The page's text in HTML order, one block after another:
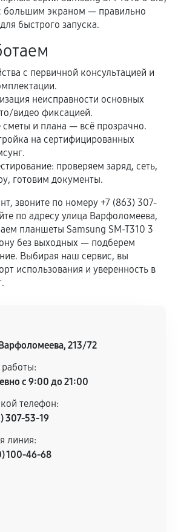
ремонт или вмешательство
износ деталей, если иное не
отдельно.
окончания гарантийного
сбои, если это не указано в
работы может
или частично, если
условия:
детали подходят по
параметрам и не имеют внешних
выполнена нашим сервисным
производителя или
сторонних деталей
ответственности не несет.
большим экраном — правильно
быстрого запуска.
с первичной консультацией и
неисправности основных
видео фиксацией.
сметы и плана — всё прозрачно.
на сертифицированных
проверяем заряд, сеть,
готовим документы.
звоните по номеру +7 (863) 307-
по адресу улица Варфоломеева,
планшеты Samsung SM-T310 3
без выходных — подберем
Выбирая наш сервис, вы
использования и уверенность в
213/72
с 9:00 до 21:00
телефон:
307-53-19
линия:
100-46-68